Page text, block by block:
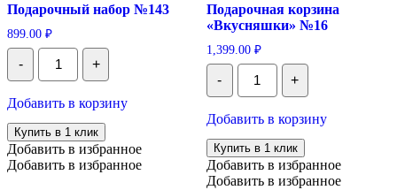
Подарочный набор №143
899.00 ₽
-
Количество
Подарочный
набор
+
Добавить в корзину
Купить в 1 клик
Добавить в избранное
Добавить в избранное
Подарочная корзина
«Вкусняшки» №16
1,399.00 ₽
-
Количество
Подарочная
корзина
№16
+
Добавить в корзину
Купить в 1 клик
Добавить в избранное
Добавить в избранное